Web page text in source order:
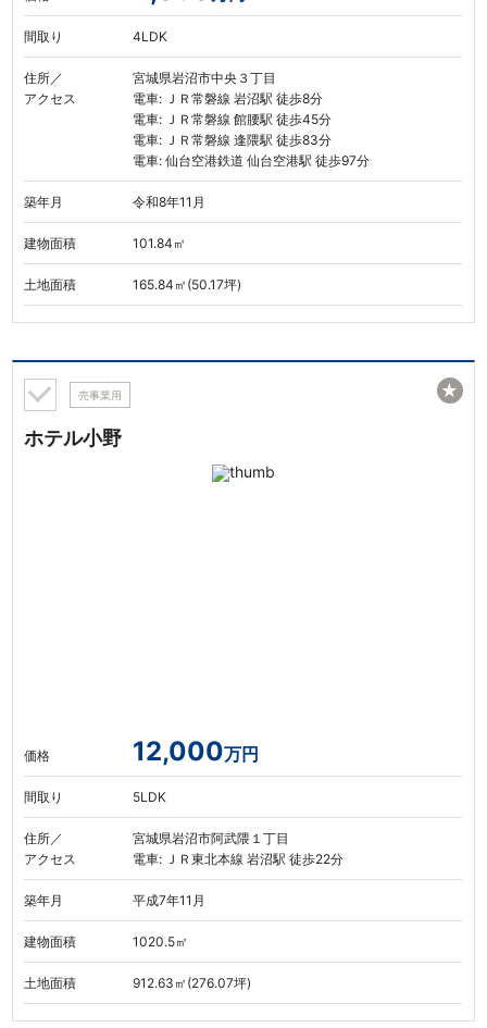
間取り 4LDK
住所／
アクセス
宮城県岩沼市中央３丁目
電車: ＪＲ常磐線 岩沼駅 徒歩8分
電車: ＪＲ常磐線 館腰駅 徒歩45分
電車: ＪＲ常磐線 逢隈駅 徒歩83分
電車: 仙台空港鉄道 仙台空港駅 徒歩97分
築年月 令和8年11月
建物面積 101.84㎡
土地面積 165.84㎡(50.17坪)
売事業用
ホテル小野
価格 12,000万円
間取り 5LDK
住所／
アクセス
宮城県岩沼市阿武隈１丁目
電車: ＪＲ東北本線 岩沼駅 徒歩22分
築年月 平成7年11月
建物面積 1020.5㎡
土地面積 912.63㎡(276.07坪)
★